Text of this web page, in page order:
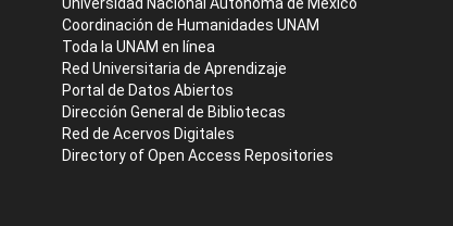
Coordinación de Humanidades UNAM
Toda la UNAM en línea
Red Universitaria de Aprendizaje
Portal de Datos Abiertos
Dirección General de Bibliotecas
Red de Acervos Digitales
Directory of Open Access Repositories